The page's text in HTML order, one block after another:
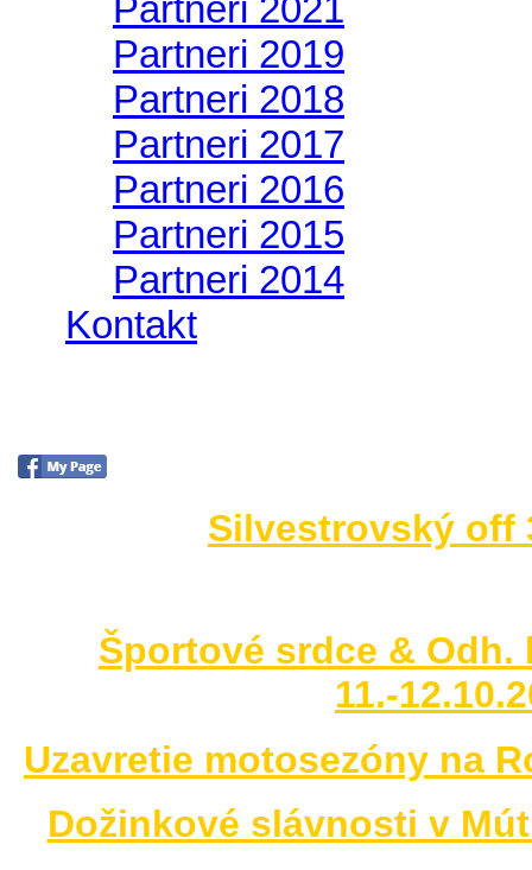
Partneri 2021
Partneri 2019
Partneri 2018
Partneri 2017
Partneri 2016
Partneri 2015
Partneri 2014
Kontakt
Silvestrovský off
Športové srdce &
11.-
Uzavretie motosezóny na
Dožinkové slávnosti v